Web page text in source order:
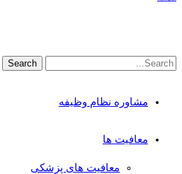
مشاوره نظام وظیفه
معافیت ها
معافیت های پزشکی